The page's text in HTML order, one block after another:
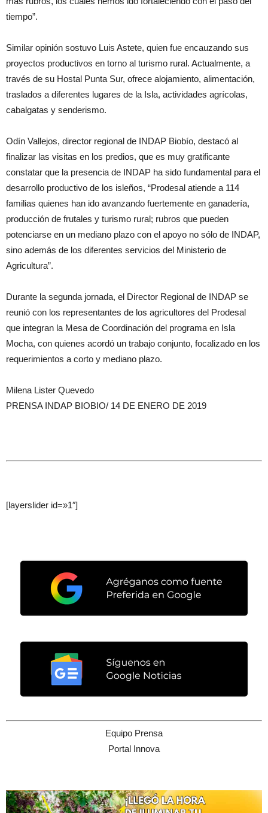
tiempo”.
Similar opinión sostuvo Luis Astete, quien fue encauzando sus
proyectos productivos en torno al turismo rural. Actualmente, a
través de su Hostal Punta Sur, ofrece alojamiento, alimentación,
traslados a diferentes lugares de la Isla, actividades agrícolas,
cabalgatas y senderismo.
Odín Vallejos, director regional de INDAP Biobío, destacó al
finalizar las visitas en los predios, que es muy gratificante
constatar que la presencia de INDAP ha sido fundamental para el
desarrollo productivo de los isleños, “Prodesal atiende a 114
familias quienes han ido avanzando fuertemente en ganadería,
producción de frutales y turismo rural; rubros que pueden
potenciarse en un mediano plazo con el apoyo no sólo de INDAP,
sino además de los diferentes servicios del Ministerio de
Agricultura”.
Durante la segunda jornada, el Director Regional de INDAP se
reunió con los representantes de los agricultores del Prodesal
que integran la Mesa de Coordinación del programa en Isla
Mocha, con quienes acordó un trabajo conjunto, focalizado en los
requerimientos a corto y mediano plazo.
Milena Lister Quevedo
PRENSA INDAP BIOBIO/ 14 DE ENERO DE 2019
[layerslider id=»1″]
Equipo Prensa
Portal Innova